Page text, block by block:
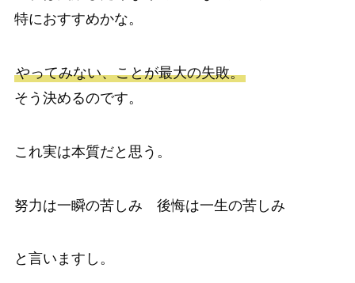
特におすすめかな。
やってみない、ことが最大の失敗。
そう決めるのです。
これ実は本質だと思う。
努力は一瞬の苦しみ 後悔は一生の苦しみ
と言いますし。